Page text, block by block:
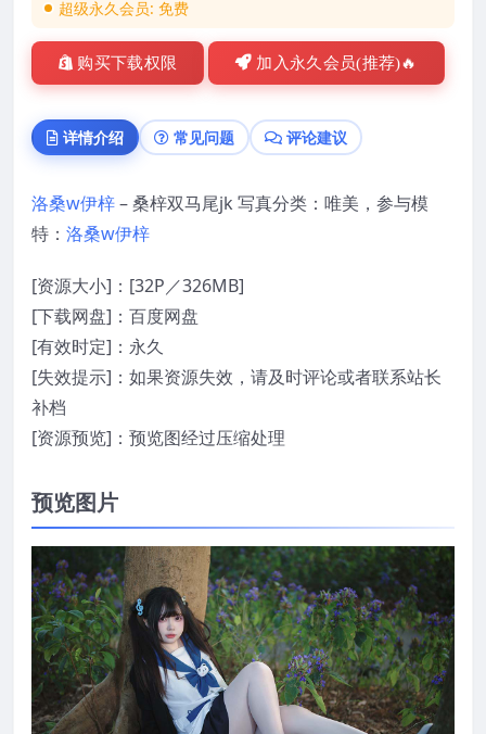
超级永久会员: 免费
购买下载权限 加入永久会员(推荐)🔥
详情介绍 常见问题 评论建议
洛桑w伊梓– 桑梓双马尾jk 写真分类：唯美，参与模
特： 洛桑w伊梓
[资源大小]：[32P／326MB]
[下载网盘]：百度网盘
[有效时定]：永久
[失效提示]：如果资源失效，请及时评论或者联系站长
补档
[资源预览]：预览图经过压缩处理
预览图片